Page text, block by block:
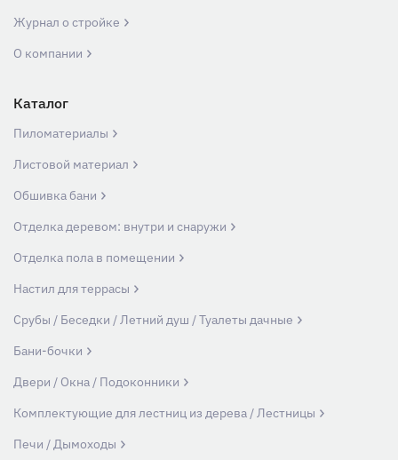
Журнал о стройке
О компании
Каталог
Пиломатериалы
Листовой материал
Обшивка бани
Отделка деревом: внутри и снаружи
Отделка пола в помещении
Настил для террасы
Срубы / Беседки / Летний душ / Туалеты дачные
Бани-бочки
Двери / Окна / Подоконники
Комплектующие для лестниц из дерева / Лестницы
Печи / Дымоходы